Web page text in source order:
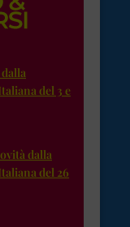
del 3 e
dalla
del 26